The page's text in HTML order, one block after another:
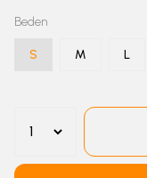
Beden
S M L